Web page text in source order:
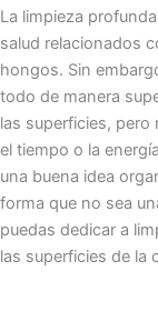
La limpieza
salud relacionados
hongos. Sin
todo de manera
las superficies, pero
el tiempo o la
una buena idea
forma que no sea
puedas dedicar a
las superficies de la